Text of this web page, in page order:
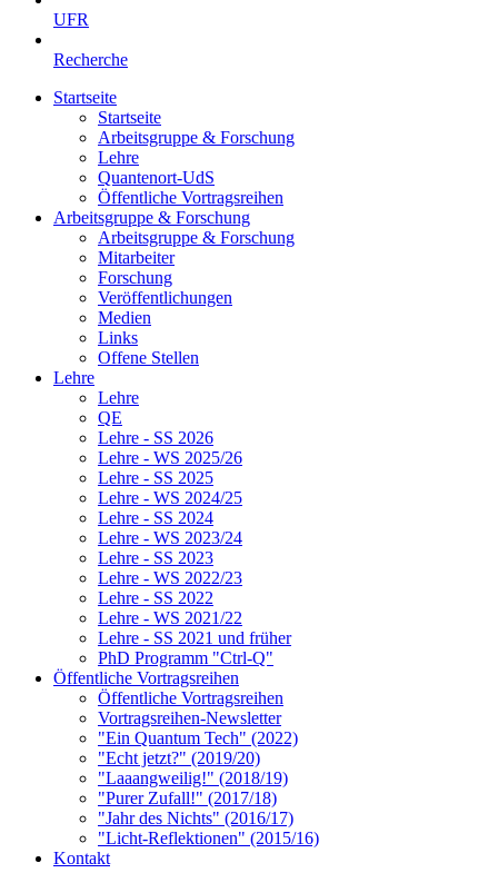
UFR
Recherche
Startseite
Startseite
Arbeitsgruppe & Forschung
Lehre
Quantenort-UdS
Öffentliche Vortragsreihen
Arbeitsgruppe & Forschung
Arbeitsgruppe & Forschung
Mitarbeiter
Forschung
Veröffentlichungen
Medien
Links
Offene Stellen
Lehre
Lehre
QE
Lehre - SS 2026
Lehre - WS 2025/26
Lehre - SS 2025
Lehre - WS 2024/25
Lehre - SS 2024
Lehre - WS 2023/24
Lehre - SS 2023
Lehre - WS 2022/23
Lehre - SS 2022
Lehre - WS 2021/22
Lehre - SS 2021 und früher
PhD Programm "Ctrl-Q"
Öffentliche Vortragsreihen
Öffentliche Vortragsreihen
Vortragsreihen-Newsletter
"Ein Quantum Tech" (2022)
"Echt jetzt?" (2019/20)
"Laaangweilig!" (2018/19)
"Purer Zufall!" (2017/18)
"Jahr des Nichts" (2016/17)
"Licht-Reflektionen" (2015/16)
Kontakt